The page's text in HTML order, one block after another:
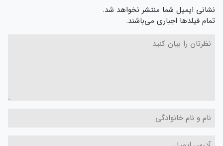
نشانی ایمیل شما منتشر نخواهد شد.
تمام فیلدها اجباری می‌باشند.